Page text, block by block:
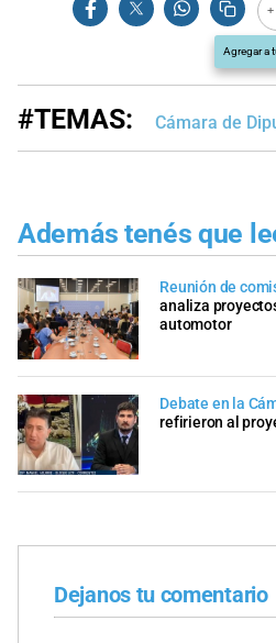
Agregar a
#TEMAS: Cámara de
Además tenés que
Reunión de
analiza
automotor
Debate en la
refirieron al
Dejanos tu comentario